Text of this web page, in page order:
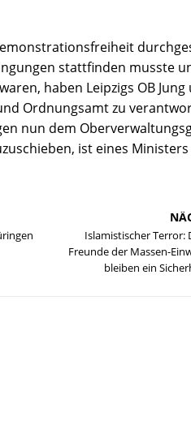
stattfinden musste
haben Leipzigs OB
Ordnungsamt zu
nun dem
ist eines
Islamistischer Terror:
Freunde der Massen-
bleiben ein